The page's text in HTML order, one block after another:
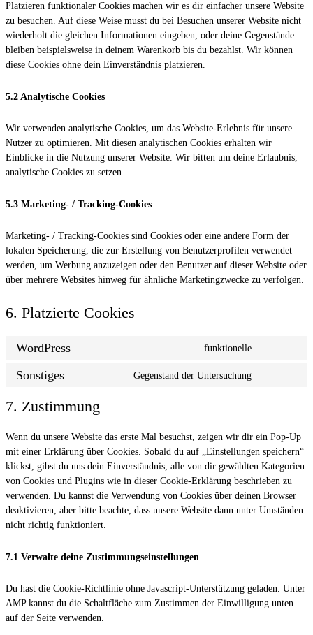
Platzieren funktionaler Cookies machen wir es dir einfacher unsere Website
zu besuchen. Auf diese Weise musst du bei Besuchen unserer Website nicht
wiederholt die gleichen Informationen eingeben, oder deine Gegenstände
bleiben beispielsweise in deinem Warenkorb bis du bezahlst. Wir können
diese Cookies ohne dein Einverständnis platzieren.
5.2 Analytische Cookies
Wir verwenden analytische Cookies, um das Website-Erlebnis für unsere
Nutzer zu optimieren. Mit diesen analytischen Cookies erhalten wir
Einblicke in die Nutzung unserer Website. Wir bitten um deine Erlaubnis,
analytische Cookies zu setzen.
5.3 Marketing- / Tracking-Cookies
Marketing- / Tracking-Cookies sind Cookies oder eine andere Form der
lokalen Speicherung, die zur Erstellung von Benutzerprofilen verwendet
werden, um Werbung anzuzeigen oder den Benutzer auf dieser Website oder
über mehrere Websites hinweg für ähnliche Marketingzwecke zu verfolgen.
6. Platzierte Cookies
WordPress funktionelle
Sonstiges Gegenstand der Untersuchung
7. Zustimmung
Wenn du unsere Website das erste Mal besuchst, zeigen wir dir ein Pop-Up
mit einer Erklärung über Cookies. Sobald du auf „Einstellungen speichern“
klickst, gibst du uns dein Einverständnis, alle von dir gewählten Kategorien
von Cookies und Plugins wie in dieser Cookie-Erklärung beschrieben zu
verwenden. Du kannst die Verwendung von Cookies über deinen Browser
deaktivieren, aber bitte beachte, dass unsere Website dann unter Umständen
nicht richtig funktioniert.
7.1 Verwalte deine Zustimmungseinstellungen
Du hast die Cookie-Richtlinie ohne Javascript-Unterstützung geladen. Unter
AMP kannst du die Schaltfläche zum Zustimmen der Einwilligung unten
auf der Seite verwenden.